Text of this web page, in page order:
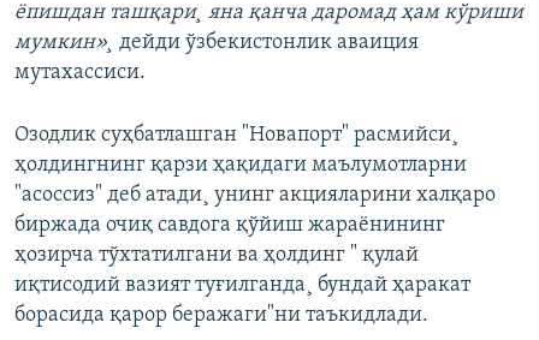
ëпишдан ташқари¸ яна қанча даромад ҳам кўриши
мумкин»¸ дейди ўзбекистонлик аваиция
мутахассиси.
Озодлик суҳбатлашган "Новапорт" расмийси¸
ҳолдингнинг қарзи ҳақидаги маълумотларни
"асоссиз" деб атади¸ унинг акцияларини халқаро
биржада очиқ савдога қўйиш жараëнининг
ҳозирча тўхтатилгани ва ҳолдинг " қулай
иқтисодий вазият туғилганда¸ бундай ҳаракат
борасида қарор беражаги"ни таъкидлади.